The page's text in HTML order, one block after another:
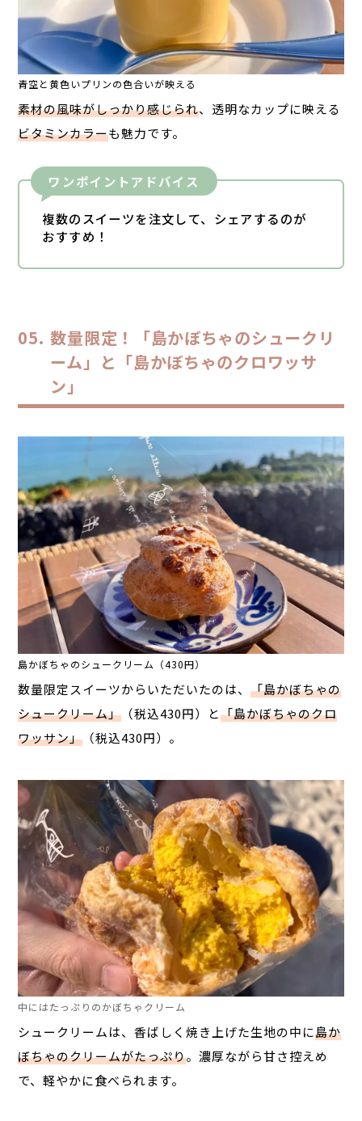
青空と黄色いプリンの色合いが映える
素材の風味がしっかり感じられ、透明なカップに映える
ビタミンカラーも魅力です。
ワンポイントアドバイス
複数のスイーツを注文して、シェアするのが
おすすめ！
数量限定！「島かぼちゃのシュークリ
ーム」と「島かぼちゃのクロワッサ
ン」
島かぼちゃのシュークリーム（430円）
数量限定スイーツからいただいたのは、「島かぼちゃの
シュークリーム」 （税込430円） と「島かぼちゃのクロ
ワッサン」 （税込430円） 。
中にはたっぷりのかぼちゃクリーム
シュークリームは、香ばしく焼き上げた生地の中に島か
ぼちゃのクリームがたっぷり。濃厚ながら甘さ控えめ
で、軽やかに食べられます。